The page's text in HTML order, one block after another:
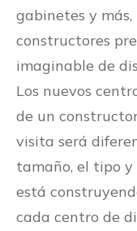
gabinetes y más,
constructores
imaginable de
Los nuevos
de un
visita será
tamaño, el tipo
está
cada centro de